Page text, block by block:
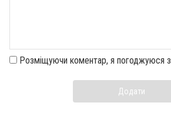
Розміщуючи коментар, я погоджуюся з
Додати